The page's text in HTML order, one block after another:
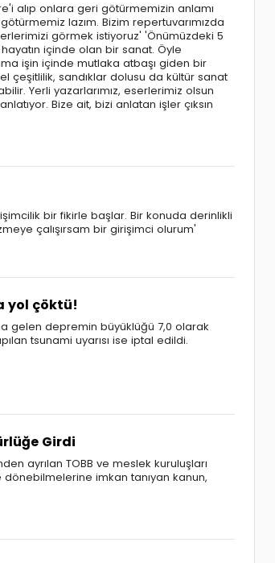
alıp onlara geri götürmemizin anlamı
lazım. Bizim repertuvarımızda
görmek istiyoruz' 'Önümüzdeki 5
içinde olan bir sanat. Öyle
işin içinde mutlaka atbaşı giden bir
çeşitlilik, sandıklar dolusu da kültür sanat
Yerli yazarlarımız, eserlerimiz olsun
Bize ait, bizi anlatan işler çıksın
bir fikirle başlar. Bir konuda derinlikli
çalışırsam bir girişimci olurum'
yol çöktü!
gelen depremin büyüklüğü 7,0 olarak
tsunami uyarısı ise iptal edildi.
Girdi
ayrılan TOBB ve meslek kuruluşları
imkan tanıyan kanun,